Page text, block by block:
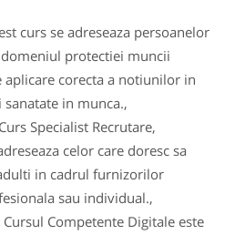
curs se adreseaza persoanelor
protectiei muncii
corecta a notiunilor in
in munca.,
Specialist Recrutare,
celor care doresc sa
in cadrul furnizorilor
sau individual.,
Competente Digitale este